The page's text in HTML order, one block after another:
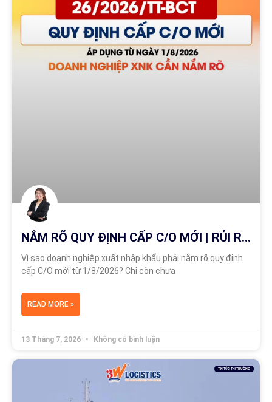
NẮM RÕ QUY ĐỊNH CẤP C/O MỚI | RỦI RO BỊ CẤM CẤP C/O
Vì sao doanh nghiệp xuất nhập khẩu phải nắm rõ quy định
cấp C/O mới từ 1/8/2026? Chỉ còn chưa
READ MORE »
13 Tháng 7, 2026 Không có bình luận
TIN TỨC THỊ TRƯỜNG